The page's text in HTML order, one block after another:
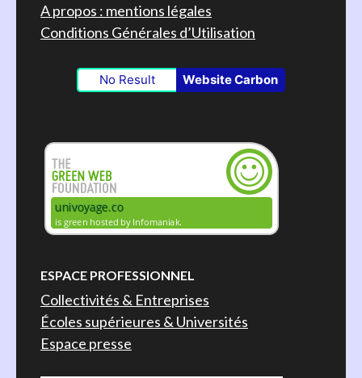
A propos : mentions légales
Conditions Générales d’Utilisation
No Result Website Carbon
ESPACE PROFESSIONNEL
Collectivités & Entreprises
Écoles supérieures & Universités
Espace presse